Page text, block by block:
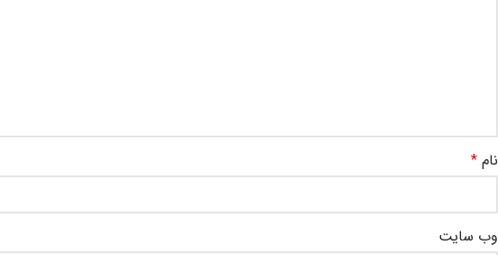
نام *
وب‌ سایت